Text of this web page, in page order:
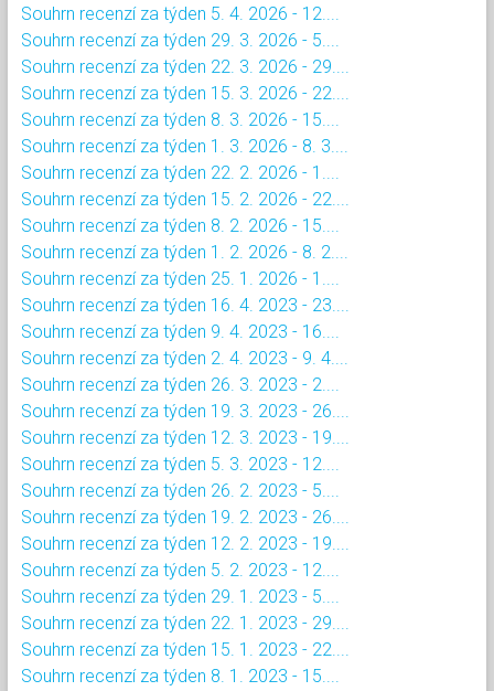
Souhrn recenzí za týden 5. 4. 2026 - 12....
Souhrn recenzí za týden 29. 3. 2026 - 5....
Souhrn recenzí za týden 22. 3. 2026 - 29....
Souhrn recenzí za týden 15. 3. 2026 - 22....
Souhrn recenzí za týden 8. 3. 2026 - 15....
Souhrn recenzí za týden 1. 3. 2026 - 8. 3....
Souhrn recenzí za týden 22. 2. 2026 - 1....
Souhrn recenzí za týden 15. 2. 2026 - 22....
Souhrn recenzí za týden 8. 2. 2026 - 15....
Souhrn recenzí za týden 1. 2. 2026 - 8. 2....
Souhrn recenzí za týden 25. 1. 2026 - 1....
Souhrn recenzí za týden 16. 4. 2023 - 23....
Souhrn recenzí za týden 9. 4. 2023 - 16....
Souhrn recenzí za týden 2. 4. 2023 - 9. 4....
Souhrn recenzí za týden 26. 3. 2023 - 2....
Souhrn recenzí za týden 19. 3. 2023 - 26....
Souhrn recenzí za týden 12. 3. 2023 - 19....
Souhrn recenzí za týden 5. 3. 2023 - 12....
Souhrn recenzí za týden 26. 2. 2023 - 5....
Souhrn recenzí za týden 19. 2. 2023 - 26....
Souhrn recenzí za týden 12. 2. 2023 - 19....
Souhrn recenzí za týden 5. 2. 2023 - 12....
Souhrn recenzí za týden 29. 1. 2023 - 5....
Souhrn recenzí za týden 22. 1. 2023 - 29....
Souhrn recenzí za týden 15. 1. 2023 - 22....
Souhrn recenzí za týden 8. 1. 2023 - 15....